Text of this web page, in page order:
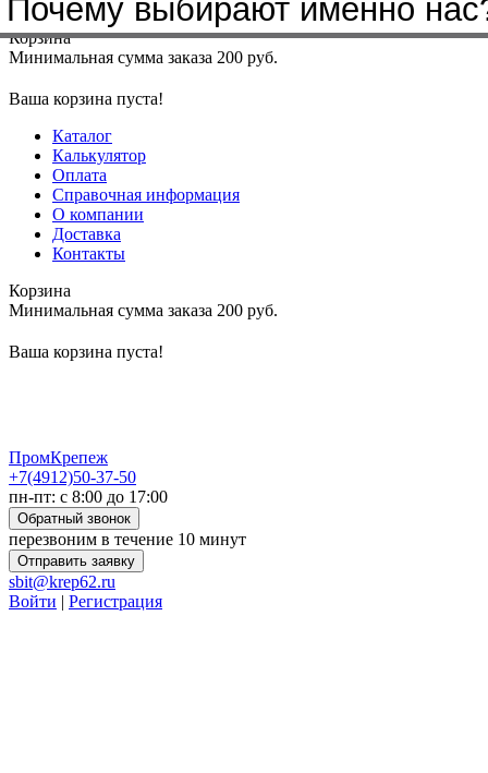
Меню+7(4912)50-37-50sbit@krep62.ru
Корзина
Минимальная сумма заказа 200 руб.
Ваша корзина пуста!
Каталог
Калькулятор
Оплата
Справочная информация
О компании
Доставка
Контакты
Корзина
Минимальная сумма заказа 200 руб.
Ваша корзина пуста!
ПромКрепеж
+7(4912)50-37-50
пн-пт: с 8:00 до 17:00
Обратный звонок
перезвоним в течение 10 минут
Отправить заявку
sbit@krep62.ru
Войти | Регистрация
Почему выбирают именно